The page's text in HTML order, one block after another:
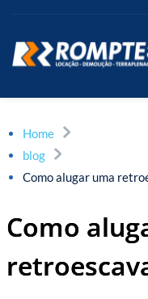
Home
blog
Como alugar uma
Como